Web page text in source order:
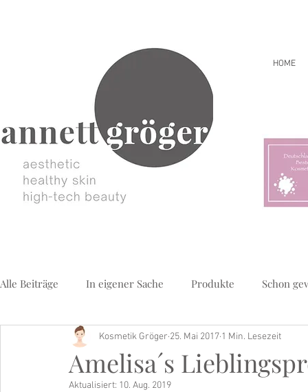
HOME
Alle Beiträge In eigener Sache Produkte Schon
Buch Tipp
Amelisa´s
Kosmetik Gröger 25. Mai 2017 1 Min. Lesezeit
Aktualisiert: 10. Aug. 2019